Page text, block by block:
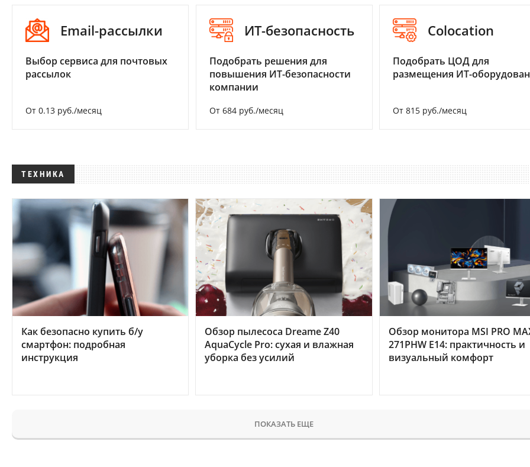
Email-рассылки
Выбор сервиса для почтовых
рассылок
От 0.13 руб./месяц
ИТ-безопасность
Подобрать решения для
повышения ИТ-безопасности
компании
От 684 руб./месяц
Colocation
Подобрать ЦОД для
размещения ИТ-
От 815 руб./месяц
ТЕХНИКА
Как безопасно купить б/у
смартфон: подробная
инструкция
Обзор пылесоса Dreame Z40
AquaCycle Pro: сухая и влажная
уборка без усилий
Обзор монитора MSI PRO
271PHW E14: практичность и
визуальный комфорт
ПОКАЗАТЬ ЕЩЕ